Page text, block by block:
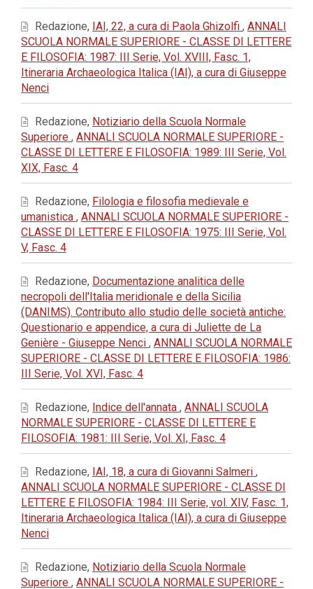
Redazione, IAI, 22, a cura di Paola Ghizolfi , ANNALI
SCUOLA NORMALE SUPERIORE - CLASSE DI LETTERE
E FILOSOFIA: 1987: III Serie, Vol. XVIII, Fasc. 1,
Itineraria Archaeologica Italica (IAI), a cura di Giuseppe
Nenci
Redazione, Notiziario della Scuola Normale
Superiore , ANNALI SCUOLA NORMALE SUPERIORE -
CLASSE DI LETTERE E FILOSOFIA: 1989: III Serie, Vol.
XIX, Fasc. 4
Redazione, Filologia e filosofia medievale e
umanistica , ANNALI SCUOLA NORMALE SUPERIORE -
CLASSE DI LETTERE E FILOSOFIA: 1975: III Serie, Vol.
V, Fasc. 4
Redazione, Documentazione analitica delle
necropoli dell'Italia meridionale e della Sicilia
(DANIMS). Contributo allo studio delle società antiche:
Questionario e appendice, a cura di Juliette de La
Genière - Giuseppe Nenci , ANNALI SCUOLA NORMALE
SUPERIORE - CLASSE DI LETTERE E FILOSOFIA: 1986:
III Serie, Vol. XVI, Fasc. 4
Redazione, Indice dell'annata , ANNALI SCUOLA
NORMALE SUPERIORE - CLASSE DI LETTERE E
FILOSOFIA: 1981: III Serie, Vol. XI, Fasc. 4
Redazione, IAI, 18, a cura di Giovanni Salmeri ,
ANNALI SCUOLA NORMALE SUPERIORE - CLASSE DI
LETTERE E FILOSOFIA: 1984: III Serie, vol. XIV, Fasc. 1,
Itineraria Archaeologica Italica (IAI), a cura di Giuseppe
Nenci
Redazione, Notiziario della Scuola Normale
Superiore , ANNALI SCUOLA NORMALE SUPERIORE -